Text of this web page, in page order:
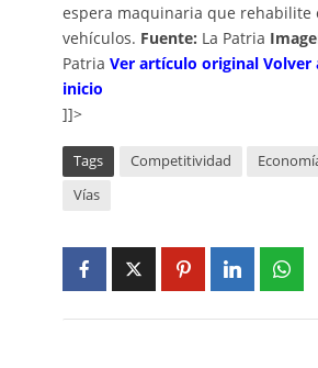
espera maquinaria que rehabilite
vehículos. Fuente: La Patria
Patria Ver artículo original Volver
inicio
]]>
Tags Competitividad
Vías